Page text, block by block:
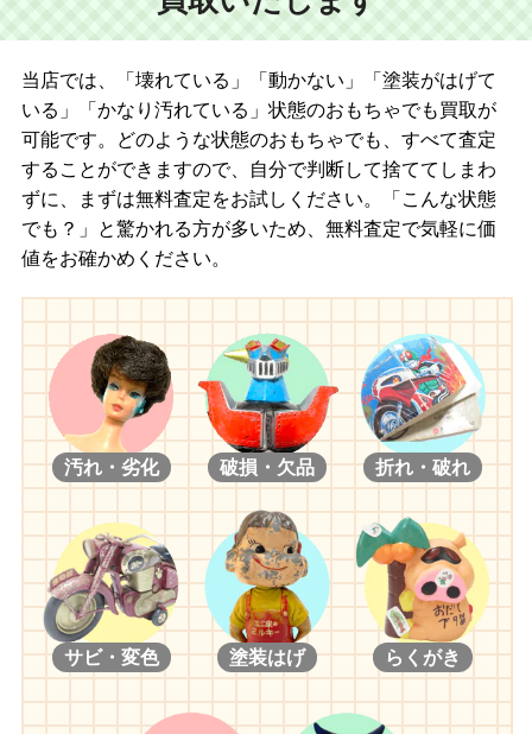
当店では、「壊れている」「動かない」「塗装がはげて
いる」「かなり汚れている」状態のおもちゃでも買取が
可能です。どのような状態のおもちゃでも、すべて査定
することができますので、自分で判断して捨ててしまわ
ずに、まずは無料査定をお試しください。「こんな状態
でも？」と驚かれる方が多いため、無料査定で気軽に価
値をお確かめください。
汚れ・劣化 破損・欠品 折れ・破れ
サビ・変色 塗装はげ らくがき